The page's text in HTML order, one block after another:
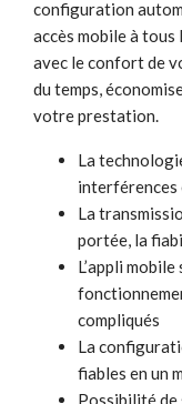
configuration
accès mobile à
avec le confort de
du temps,
votre prestation.
La
interférences
La
portée, la
L’appli
compliqués
La
fiables en un
Possibilité de